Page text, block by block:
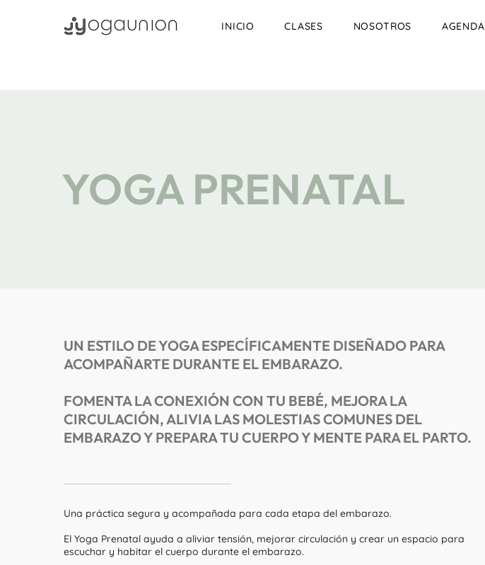
INICIO CLASES NOSOTROS AGENDA
YOGA PRENATAL
UN ESTILO DE YOGA ESPECÍFICAMENTE DISEÑADO PARA
ACOMPAÑARTE DURANTE EL EMBARAZO.
FOMENTA LA CONEXIÓN CON TU BEBÉ, MEJORA LA
CIRCULACIÓN, ALIVIA LAS MOLESTIAS COMUNES DEL
EMBARAZO Y PREPARA TU CUERPO Y MENTE PARA EL PARTO.
Una práctica segura y acompañada para cada etapa del embarazo.
El Yoga Prenatal ayuda a aliviar tensión, mejorar circulación y crear un espacio para
escuchar y habitar el cuerpo durante el embarazo.